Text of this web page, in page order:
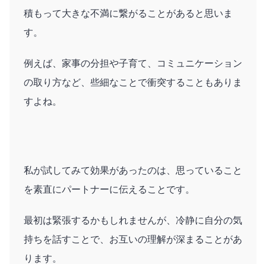
積もって大きな不満に繋がることがあると思いま
す。
例えば、家事の分担や子育て、コミュニケーション
の取り方など、些細なことで衝突することもありま
すよね。
私が試してみて効果があったのは、思っていること
を素直にパートナーに伝えることです。
最初は緊張するかもしれませんが、冷静に自分の気
持ちを話すことで、お互いの理解が深まることがあ
ります。